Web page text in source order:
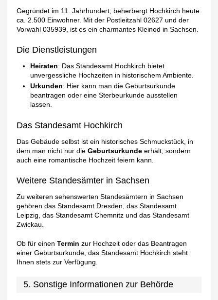
Gegründet im 11. Jahrhundert, beherbergt Hochkirch heute
ca. 2.500 Einwohner. Mit der Postleitzahl 02627 und der
Vorwahl 035939, ist es ein charmantes Kleinod in Sachsen.
Die Dienstleistungen
Heiraten: Das Standesamt Hochkirch bietet
unvergessliche Hochzeiten in historischem Ambiente.
Urkunden: Hier kann man die Geburtsurkunde
beantragen oder eine Sterbeurkunde ausstellen
lassen.
Das Standesamt Hochkirch
Das Gebäude selbst ist ein historisches Schmuckstück, in
dem man nicht nur dieGeburtsurkunde erhält, sondern
auch eine romantische Hochzeit feiern kann.
Weitere Standesämter in Sachsen
Zu weiteren sehenswerten Standesämtern in Sachsen
gehören das Standesamt Dresden, das Standesamt
Leipzig, das Standesamt Chemnitz und das Standesamt
Zwickau.
Ob für einenTermin zur Hochzeit oder das Beantragen
einer Geburtsurkunde, das Standesamt Hochkirch steht
Ihnen stets zur Verfügung.
5. Sonstige Informationen zur Behörde